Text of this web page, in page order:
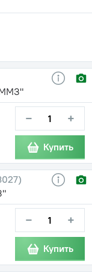
− +
Купить
− +
Купить